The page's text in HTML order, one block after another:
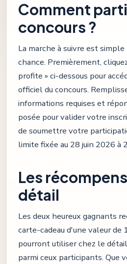
Comment
concours ?
La marche à suivre est
chance. Premièrement,
profite » ci-dessous pour
officiel du concours.
informations requises et
posée pour valider votre
de soumettre votre
limite fixée au 28 juin 2026 à
Les
détail
Les deux heureux gagnants
carte-cadeau d'une valeur de
pourront utiliser chez le
parmi ceux participants. Que